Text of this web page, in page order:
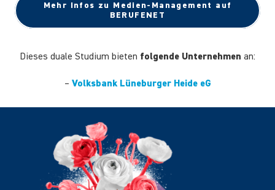
Mehr Infos zu Medien-Management auf
BERUFENET
Dieses duale Studium bieten folgende Unternehmen an:
– Volksbank Lüneburger Heide eG